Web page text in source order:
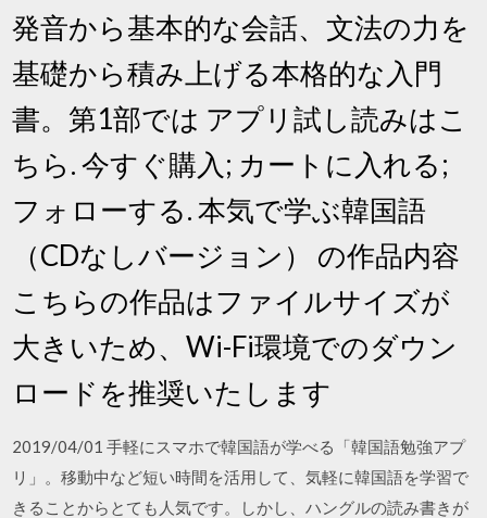
発音から基本的な会話、文法の力を
基礎から積み上げる本格的な入門
書。第1部では アプリ試し読みはこ
ちら. 今すぐ購入; カートに入れる;
フォローする. 本気で学ぶ韓国語
（CDなしバージョン） の作品内容
こちらの作品はファイルサイズが
大きいため、Wi-Fi環境でのダウン
ロードを推奨いたします
2019/04/01 手軽にスマホで韓国語が学べる「韓国語勉強アプ
リ」。移動中など短い時間を活用して、気軽に韓国語を学習で
きることからとても人気です。しかし、ハングルの読み書きが